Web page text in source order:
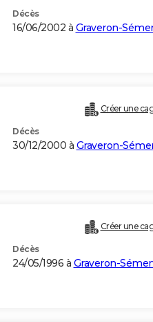
Décès
16/06/2002 à Graveron-
Créer une
Décès
30/12/2000 à Graveron-
Créer une
Décès
24/05/1996 à Graveron-